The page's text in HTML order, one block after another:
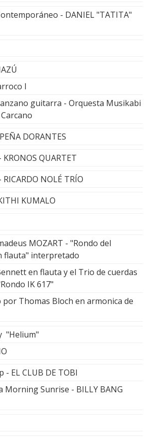
- DANIEL "TATITA"
I
guitarra - Orquesta Musikabi
DORANTES
QUARTET
NOLÉ TRÍO
KUMALO
MOZART - "Rondo del
flauta" interpretado
en flauta y el Trio de cuerdas
IK 617"
Thomas Bloch en armonica de
"Helium"
- EL CLUB DE TOBI
Morning Sunrise - BILLY BANG